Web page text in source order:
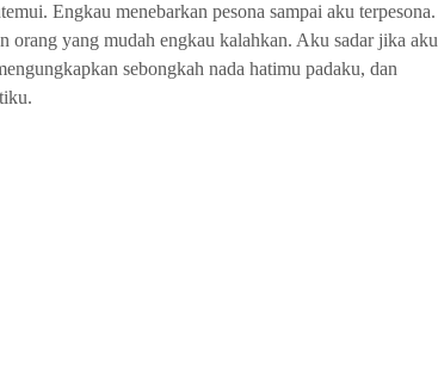
Engkau menebarkan pesona sampai aku terpesona.
orang yang mudah engkau kalahkan. Aku sadar jika aku
sebongkah nada hatimu padaku, dan